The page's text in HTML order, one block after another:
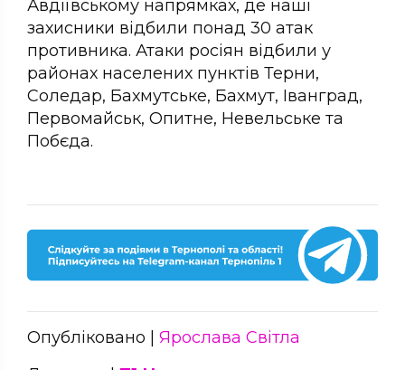
Авдіївському напрямках, де наші
захисники відбили понад 30 атак
противника. Атаки росіян відбили у
районах населених пунктів Терни,
Соледар, Бахмутське, Бахмут, Іванград,
Первомайськ, Опитне, Невельське та
Побєда.
Опубліковано | Ярослава Світла